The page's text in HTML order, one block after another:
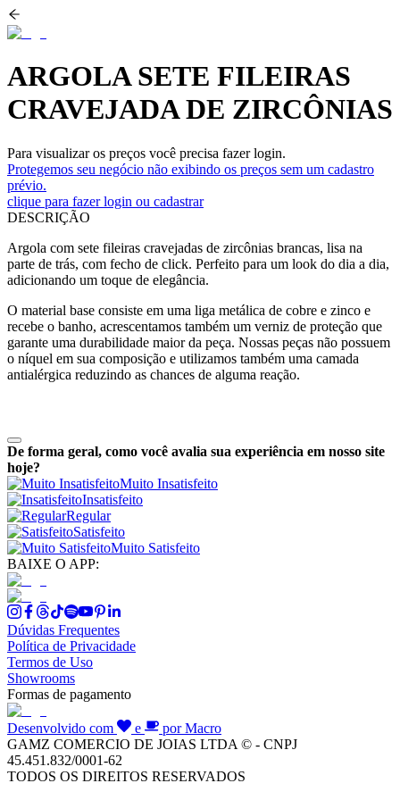
ARGOLA SETE FILEIRAS
CRAVEJADA DE ZIRCÔNIAS
Para visualizar os preços você precisa fazer login.
Protegemos seu negócio não exibindo os preços sem um cadastro
prévio.
clique para fazer login ou cadastrar
DESCRIÇÃO
Argola com sete fileiras cravejadas de zircônias brancas, lisa na
parte de trás, com fecho de click. Perfeito para um look do dia a dia,
adicionando um toque de elegância.
O material base consiste em uma liga metálica de cobre e zinco e
recebe o banho, acrescentamos também um verniz de proteção que
garante uma durabilidade maior da peça. Nossas peças não possuem
o níquel em sua composição e utilizamos também uma camada
antialérgica reduzindo as chances de alguma reação.
De forma geral, como você avalia sua experiência em nosso site
hoje?
Muito Insatisfeito
Insatisfeito
Regular
Satisfeito
Muito Satisfeito
BAIXE O APP:
Dúvidas Frequentes
Política de Privacidade
Termos de Uso
Showrooms
Formas de pagamento
Desenvolvido com e
por Macro
GAMZ COMERCIO DE JOIAS LTDA © - CNPJ
45.451.832/0001-62
TODOS OS DIREITOS RESERVADOS